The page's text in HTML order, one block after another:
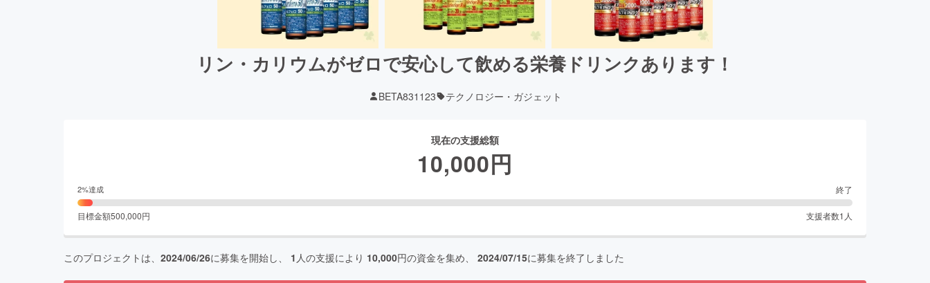
リン・カリウムがゼロで安心して飲める栄養ドリンクあります！
BETA831123 テクノロジー・ガジェット
現在の支援総額
10,000円
2%達成 終了
目標金額500,000円 支援者数1 人
このプロジェクトは、 2024/06/26に募集を開始し、 1 人の支援により 10,000円の資金を集め、 2024/07/15に募集を終了しました